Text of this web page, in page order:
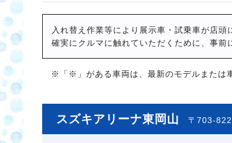
入れ替え作業等により展示車・試乗車が店頭
確実にクルマに触れていただくために、事前
※「※」がある車両は、最新のモデルまたは
スズキアリーナ東岡山 〒703-